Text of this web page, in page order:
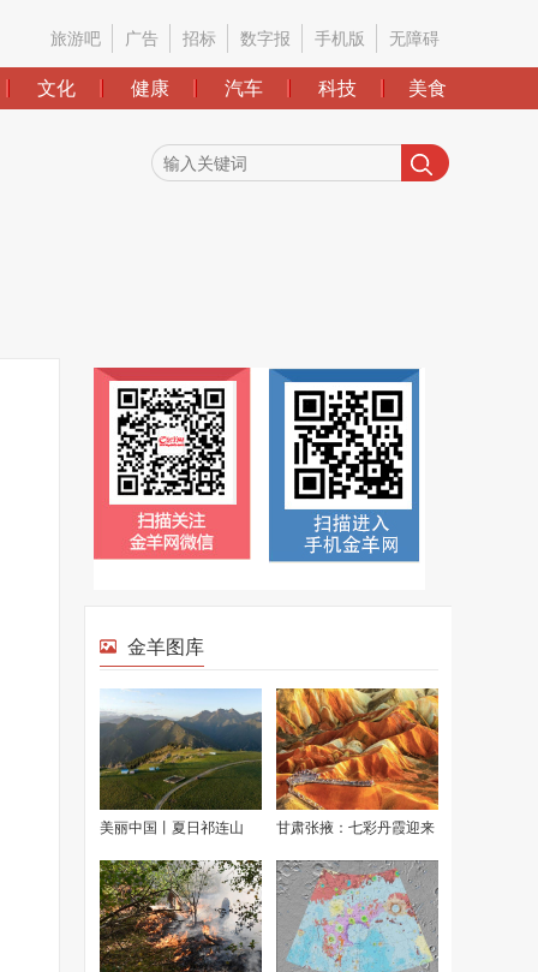
旅游吧 广告 招标 数字报 手机版 无障碍
文化 健康 汽车 科技 美食